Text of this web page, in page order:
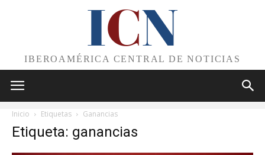
ICN
IBEROAMÉRICA CENTRAL DE NOTICIAS
Inicio Etiquetas Ganancias
Etiqueta: ganancias